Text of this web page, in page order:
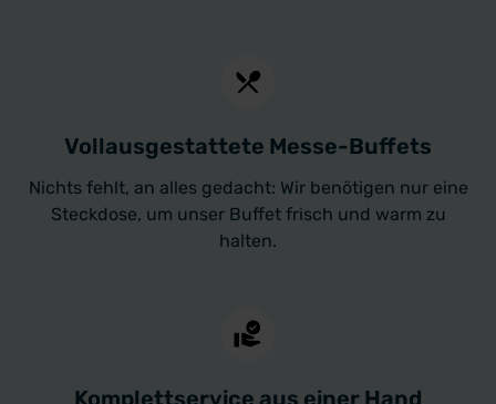
Vollausgestattete Messe-Buffets
Nichts fehlt, an alles gedacht: Wir benötigen nur eine
Steckdose, um unser Buffet frisch und warm zu
halten.
Komplettservice aus einer Hand